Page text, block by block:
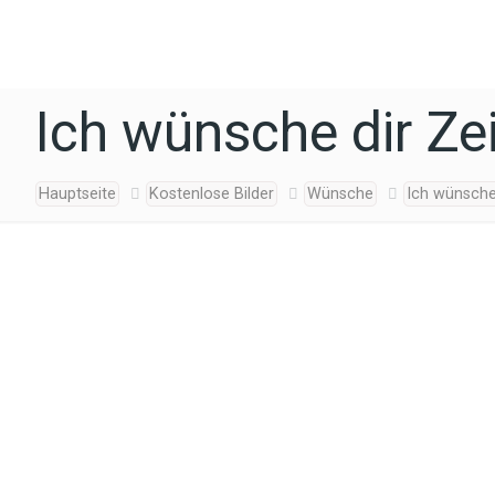
Ich wünsche dir
Hauptseite Kostenlose Bilder Wünsche Ich